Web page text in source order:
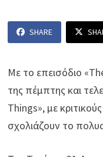
SHARE
Με το επεισόδιο
της πέμπτης και
Things», με
σχολιάζουν το